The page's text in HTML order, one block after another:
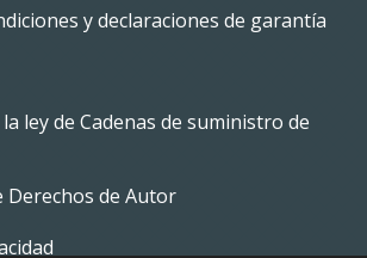
y declaraciones de garantía
ley de Cadenas de suministro de
Derechos de Autor